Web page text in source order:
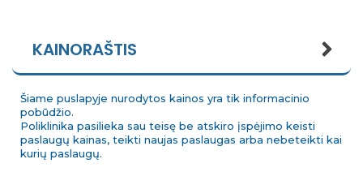
KAINORAŠTIS
Šiame puslapyje nurodytos kainos yra tik informacinio
pobūdžio.
Poliklinika pasilieka sau teisę be atskiro įspėjimo keisti
paslaugų kainas, teikti naujas paslaugas arba nebeteikti kai
kurių paslaugų.